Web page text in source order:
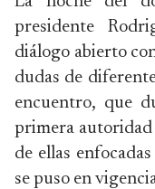
presidente
diálogo abierto
dudas de
encuentro, que
primera autoridad
de ellas
se puso en